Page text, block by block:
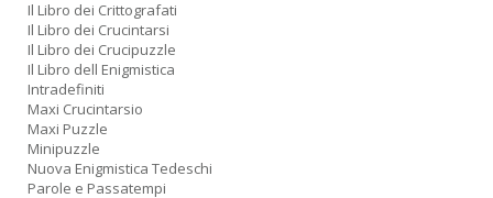
Il Libro dei Crittografati
Il Libro dei Crucintarsi
Il Libro dei Crucipuzzle
Il Libro dell Enigmistica
Intradefiniti
Maxi Crucintarsio
Maxi Puzzle
Minipuzzle
Nuova Enigmistica Tedeschi
Parole e Passatempi